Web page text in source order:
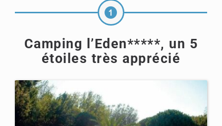
Camping l’Eden*****, un 5
étoiles très apprécié